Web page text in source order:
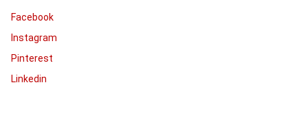
Facebook
Instagram
Pinterest
Linkedin